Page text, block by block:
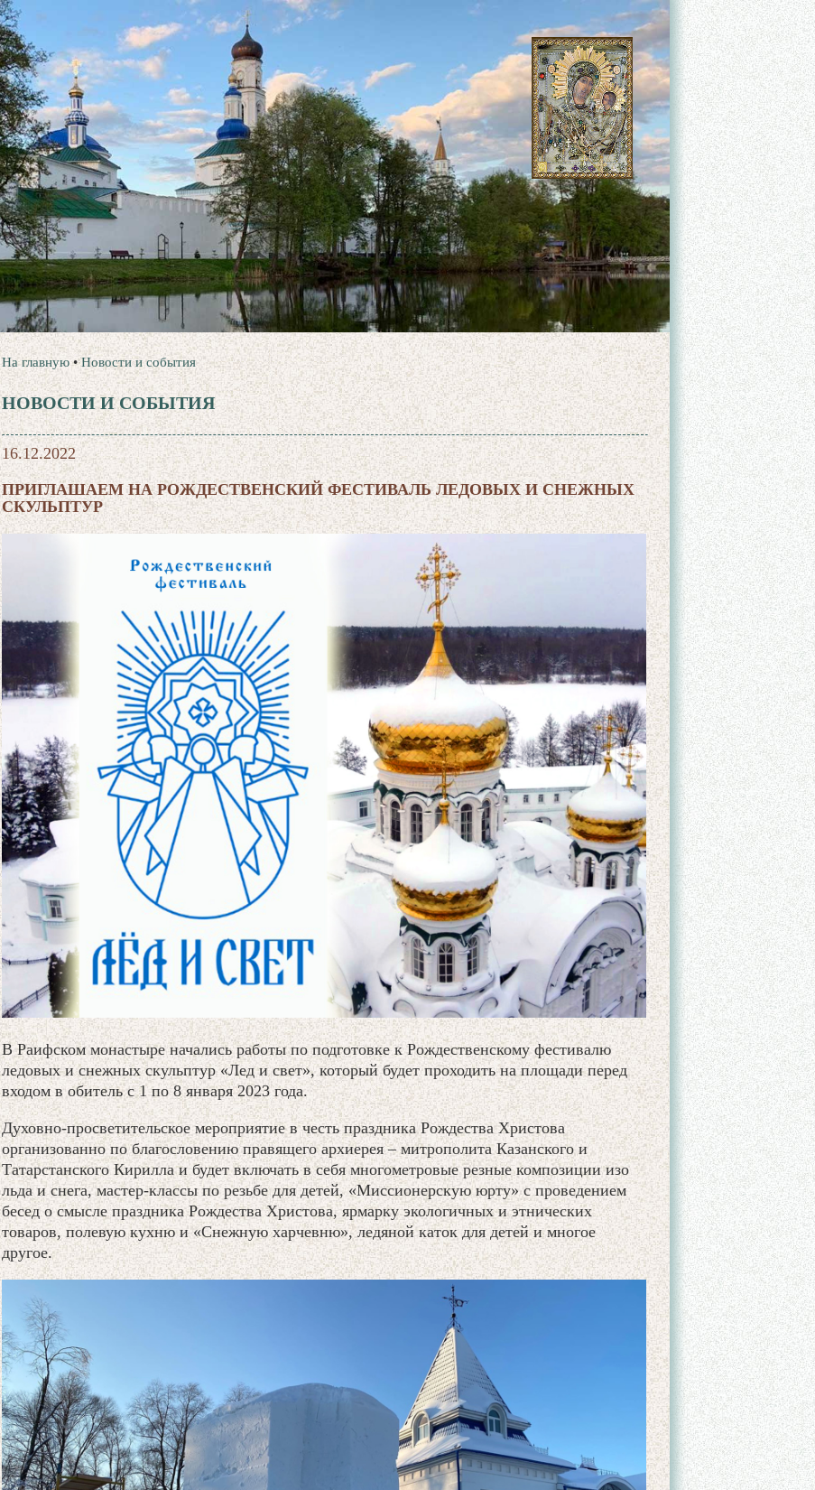
На главную •Новости и события
НОВОСТИ И СОБЫТИЯ
16.12.2022
ПРИГЛАШАЕМ НА РОЖДЕСТВЕНСКИЙ ФЕСТИВАЛЬ ЛЕДОВЫХ И СНЕЖНЫХ
СКУЛЬПТУР
В Раифском монастыре начались работы по подготовке к Рождественскому фестивалю
ледовых и снежных скульптур «Лед и свет», который будет проходить на площади перед
входом в обитель с 1 по 8 января 2023 года.
Духовно-просветительское мероприятие в честь праздника Рождества Христова
организованно по благословению правящего архиерея – митрополита Казанского и
Татарстанского Кирилла и будет включать в себя многометровые резные композиции изо
льда и снега, мастер-классы по резьбе для детей, «Миссионерскую юрту» с проведением
бесед о смысле праздника Рождества Христова, ярмарку экологичных и этнических
товаров, полевую кухню и «Снежную харчевню», ледяной каток для детей и многое
другое.